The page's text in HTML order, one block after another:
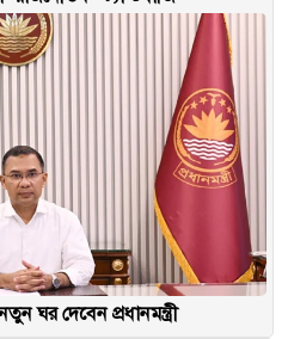
ঘর দেবেন প্রধানমন্ত্রী